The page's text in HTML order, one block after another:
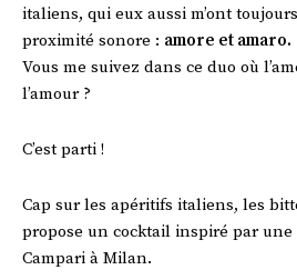
italiens, qui eux aussi m’ont
proximité sonore : amore et amaro.
Vous me suivez dans ce duo où
l’amour ?
C’est parti !
Cap sur les apéritifs italiens, les
propose un cocktail inspiré par une
Campari à Milan.